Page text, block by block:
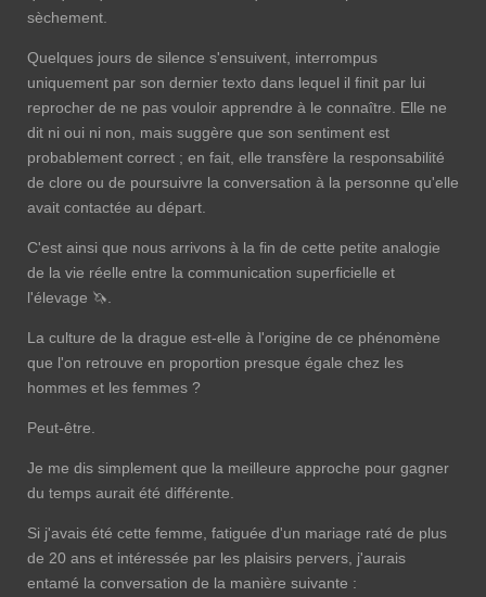
sèchement.
Quelques jours de silence s'ensuivent, interrompus
uniquement par son dernier texto dans lequel il finit par lui
reprocher de ne pas vouloir apprendre à le connaître. Elle ne
dit ni oui ni non, mais suggère que son sentiment est
probablement correct ; en fait, elle transfère la responsabilité
de clore ou de poursuivre la conversation à la personne qu'elle
avait contactée au départ.
C'est ainsi que nous arrivons à la fin de cette petite analogie
de la vie réelle entre la communication superficielle et
l'élevage 🦄.
La culture de la drague est-elle à l'origine de ce phénomène
que l'on retrouve en proportion presque égale chez les
hommes et les femmes ?
Peut-être.
Je me dis simplement que la meilleure approche pour gagner
du temps aurait été différente.
Si j'avais été cette femme, fatiguée d'un mariage raté de plus
de 20 ans et intéressée par les plaisirs pervers, j'aurais
entamé la conversation de la manière suivante :